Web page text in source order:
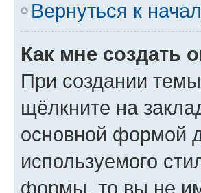
Вернуться к
Как мне создать
При создании
щёлкните на
основной формой
используемого
формы, то вы не